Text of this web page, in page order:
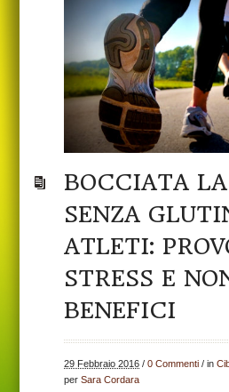
BOCCIATA
SENZA
ATLETI:
STRESS E
BENEFICI
29 Febbraio 2016 /0 Commenti /in
perSara Cordara